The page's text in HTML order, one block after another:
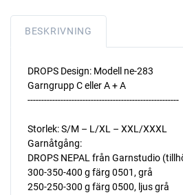
BESKRIVNING
DROPS Design: Modell ne-283
Garngrupp C eller A + A
-------------------------------------------------------
Storlek: S/M – L/XL – XXL/XXXL
Garnåtgång:
DROPS NEPAL från Garnstudio
300-350-400 g färg 0501, grå
250-250-300 g färg 0500, ljus grå